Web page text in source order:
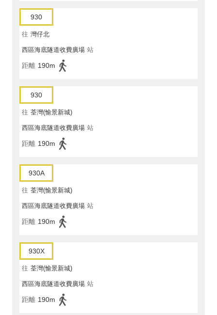
930
往 灣仔北
西區海底隧道收費廣場 站
距離 190m
930
往 荃灣(愉景新城)
西區海底隧道收費廣場 站
距離 190m
930A
往 荃灣(愉景新城)
西區海底隧道收費廣場 站
距離 190m
930X
往 荃灣(愉景新城)
西區海底隧道收費廣場 站
距離 190m